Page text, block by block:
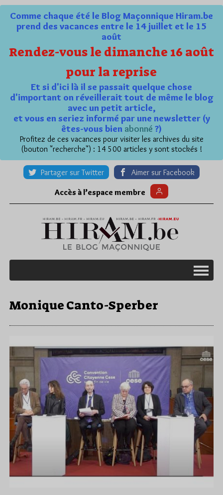
Comme chaque été le Blog Maçonnique Hiram.be
prend des vacances entre le 14 juillet et le 15
août
Rendez-vous le dimanche 16 août
pour la reprise
Et si d'ici là il se passait quelque chose
d'important on réveillerait tout de même le blog
avec un petit article,
et vous en seriez informé par une newsletter (y
êtes-vous bien abonné ?)
Profitez de ces vacances pour visiter les archives du site
(bouton "recherche") : 14 500 articles y sont stockés !
Partager sur Twitter Aimer sur Facebook
Accès à l’espace membre
Monique Canto-Sperber